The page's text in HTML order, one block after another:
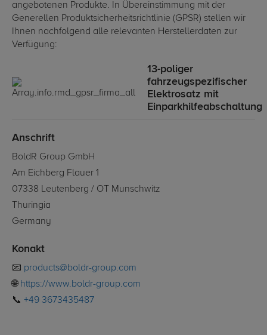
angebotenen Produkte. In Übereinstimmung mit der
Generellen Produktsicherheitsrichtlinie (GPSR) stellen wir
Ihnen nachfolgend alle relevanten Herstellerdaten zur
Verfügung:
13-poliger
fahrzeugspezifischer
Elektrosatz mit
Einparkhilfeabschaltung
Anschrift
BoldR Group GmbH
Am Eichberg Flauer 1
07338 Leutenberg / OT Munschwitz
Thuringia
Germany
Konakt
📧 products@boldr-group.com
🌐 https://www.boldr-group.com
📞 +49 3673435487